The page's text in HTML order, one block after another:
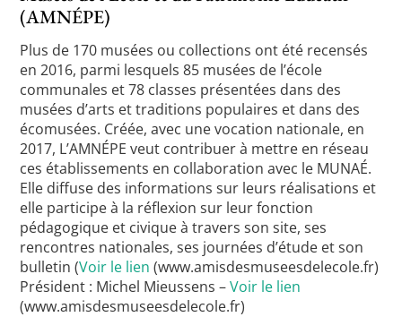
(AMNÉPE)
Plus de 170 musées ou collections ont été recensés
en 2016, parmi lesquels 85 musées de l’école
communales et 78 classes présentées dans des
musées d’arts et traditions populaires et dans des
écomusées. Créée, avec une vocation nationale, en
2017, L’AMNÉPE veut contribuer à mettre en réseau
ces établissements en collaboration avec le MUNAÉ.
Elle diffuse des informations sur leurs réalisations et
elle participe à la réflexion sur leur fonction
pédagogique et civique à travers son site, ses
rencontres nationales, ses journées d’étude et son
bulletin (Voir le lien (www.amisdesmuseesdelecole.fr)
Président : Michel Mieussens –Voir le lien
(www.amisdesmuseesdelecole.fr)